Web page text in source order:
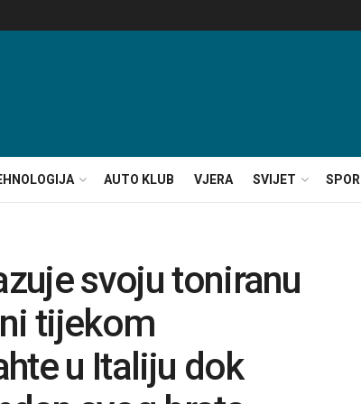
AUTO KLUB VJERA SVIJET
svoju toniranu
tijekom
u Italiju dok